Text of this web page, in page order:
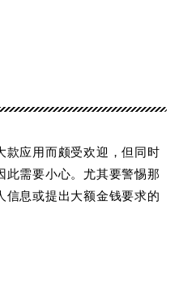
款应用而颇受欢迎，但同时
此需要小心。尤其要警惕那
信息或提出大额金钱要求的